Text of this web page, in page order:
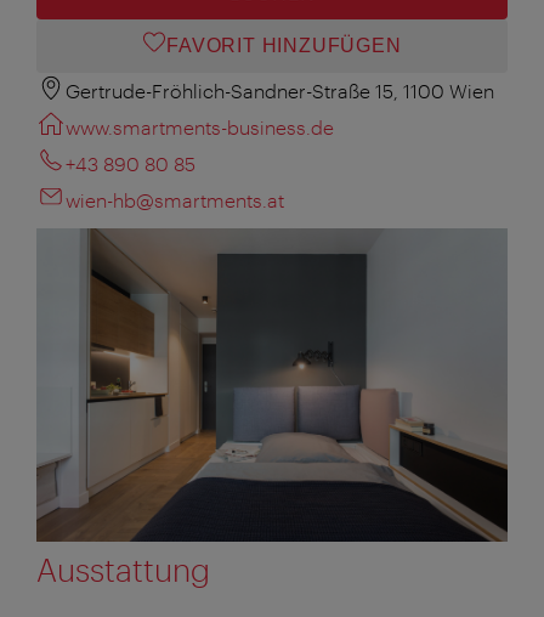
FAVORIT HINZUFÜGEN
Gertrude-Fröhlich-Sandner-Straße 15, 1100 Wien
www.smartments-business.de
+43 890 80 85
wien-hb@smartments.at
Ausstattung